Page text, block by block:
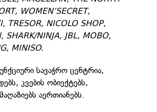
WOMEN’SECRET,
TRESOR, NICOLO SHOP,
SHARK/NINJA, JBL, MOBO,
MINISO.
სავაჭრო ცენტრია,
კვების ობიექტებს,
აერთიანებს.